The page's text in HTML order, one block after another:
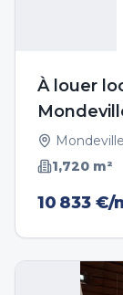
À louer
Mondeville
1,720 m²
10 833 €/